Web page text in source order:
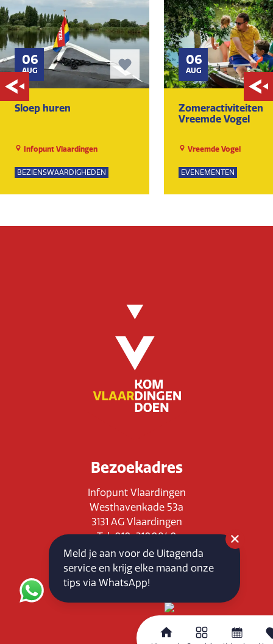
06
AUG
Sloep huren
Infopunt Vlaardingen
BEZIENSWAARDIGHEDEN
06
AUG
Zomeractiviteiten
Vreemde Vogel
Vreemde Vogel
EVENEMENTEN
Bezoekadres
Infopunt Vlaardingen
Westhavenkade 53a
3131 AG Vlaardingen
Tel: 010-3100840
E-mail: info@vlaardingenpartners.nl
KvK: 71555544
BTW : NL858760939B01
Meld je aan voor de Uitagenda
service en krijg elke maand onze
tips via WhatsApp!